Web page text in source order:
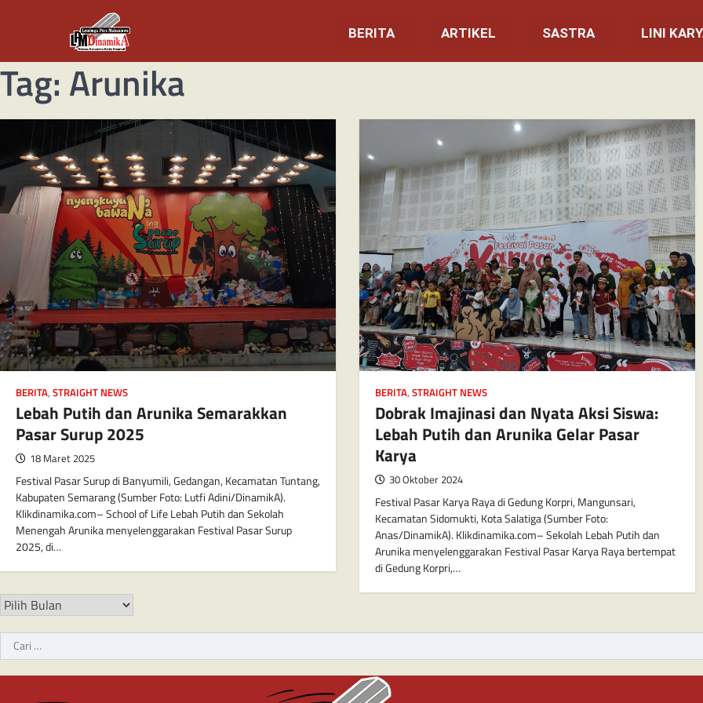
BERITA ARTIKEL SASTRA LINI
Tag: Arunika
BERITA, STRAIGHT NEWS
Lebah Putih dan Arunika Semarakkan
Pasar Surup 2025
18 Maret 2025
Festival Pasar Surup di Banyumili, Gedangan, Kecamatan Tuntang,
Kabupaten Semarang (Sumber Foto: Lutfi Adini/DinamikA).
Klikdinamika.com– School of Life Lebah Putih dan Sekolah
Menengah Arunika menyelenggarakan Festival Pasar Surup
2025, di…
BERITA, STRAIGHT NEWS
Dobrak Imajinasi dan Nyata Aksi Siswa:
Lebah Putih dan Arunika Gelar Pasar
Karya
30 Oktober 2024
Festival Pasar Karya Raya di Gedung Korpri, Mangunsari,
Kecamatan Sidomukti, Kota Salatiga (Sumber Foto:
Anas/DinamikA). Klikdinamika.com– Sekolah Lebah Putih dan
Arunika menyelenggarakan Festival Pasar Karya Raya bertempat
di Gedung Korpri,…